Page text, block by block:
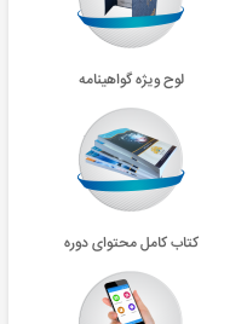
لوح ویژه گواهینامه
کتاب کامل محتوای دوره